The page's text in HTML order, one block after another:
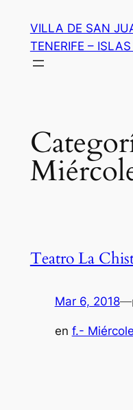
contenido
VILLA DE SAN
TENERIFE –
Teatro La
Mar 6, 2018—
en f.-